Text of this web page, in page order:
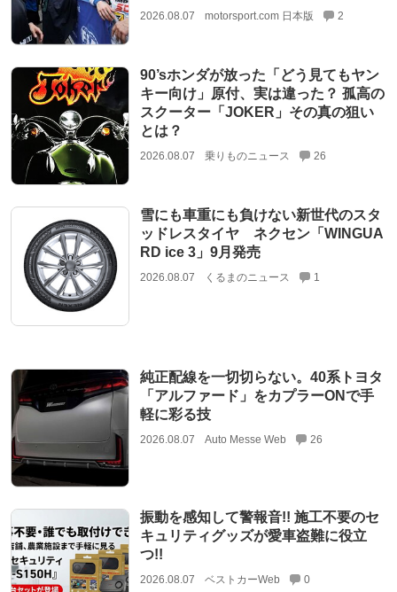
2026.08.07 motorsport.com 日本版 2
90’sホンダが放った「どう見てもヤン
キー向け」原付、実は違った？ 孤高の
スクーター「JOKER」その真の狙い
とは？
2026.08.07 乗りものニュース 26
雪にも車重にも負けない新世代のスタ
ッドレスタイヤ ネクセン「WINGUA
RD ice 3」9月発売
2026.08.07 くるまのニュース 1
純正配線を一切切らない。40系トヨタ
「アルファード」をカプラーONで手
軽に彩る技
2026.08.07 Auto Messe Web 26
振動を感知して警報音!! 施工不要のセ
キュリティグッズが愛車盗難に役立
つ!!
2026.08.07 ベストカーWeb 0